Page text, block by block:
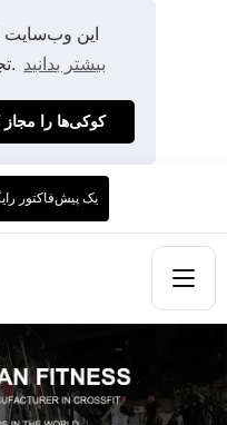
این وب‌سایت
تجربه را در وب‌سایت ما داشته باشید. بیشتر بدانید
کوکی‌ها را مجاز
یک پیش‌فاکتور